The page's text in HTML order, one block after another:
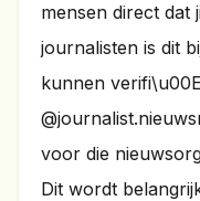
mensen direct dat
journalisten is dit
kunnen
voor die
Dit wordt